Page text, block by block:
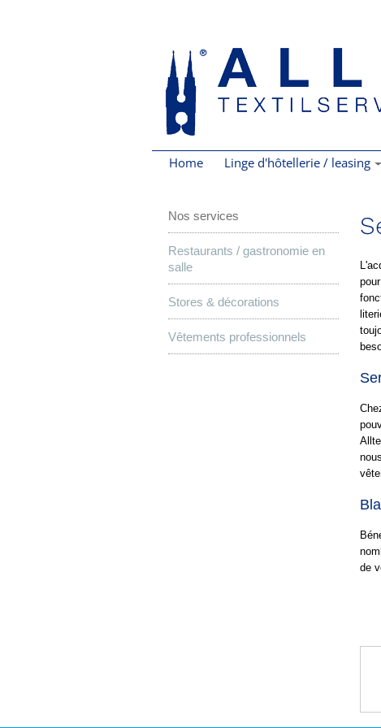
Home Linge d'hôtellerie / leasing
Nos services
Restaurants / gastronomie en
salle
Stores & décorations
Vêtements professionnels
de